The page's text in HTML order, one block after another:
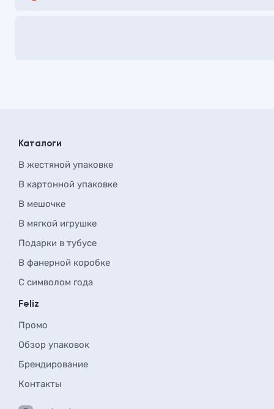
Каталоги
В жестяной упаковке
В картонной упаковке
В мешочке
В мягкой игрушке
Подарки в тубусе
В фанерной коробке
С символом года
Feliz
Промо
Обзор упаковок
Брендирование
Контакты